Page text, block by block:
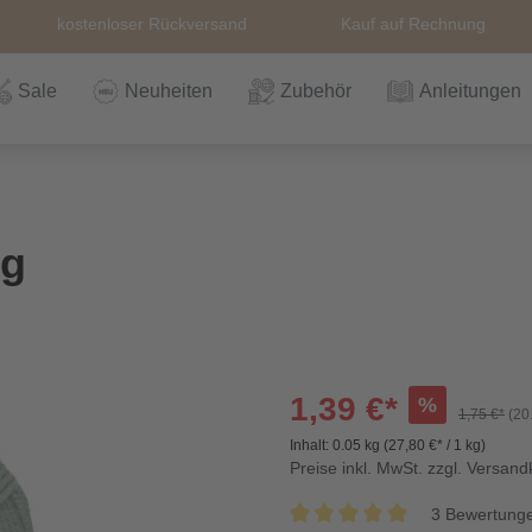
kostenloser Rückversand Kauf auf Rechnung
Sale Neuheiten Zubehör Anleitungen
Sale
Prym Love
1,39 €* % 1,75 €*
Inhalt: 0.05 kg (27,80 €* / 1 kg)
Preise inkl. MwSt. zzgl.
3